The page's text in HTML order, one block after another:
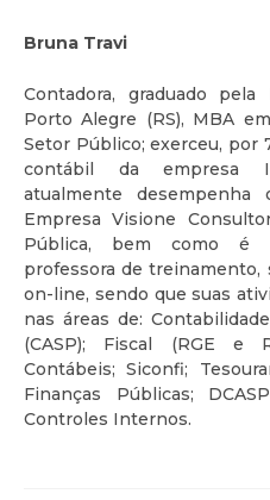
Bruna Travi
Contadora, graduado
Porto Alegre (RS), MBA
Setor Público; exerceu, por
contábil da empresa
atualmente desempenha
Empresa Visione
Pública, bem como é
professora de treinamento,
on-line, sendo que suas
nas áreas de:
(CASP); Fiscal (RGE e
Contábeis; Siconfi;
Finanças Públicas;
Controles Internos.